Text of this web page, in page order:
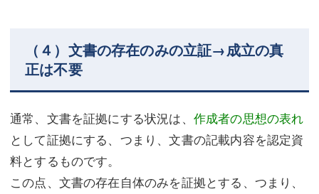
（４）文書の存在のみの立証→成立の真
正は不要
通常、文書を証拠にする状況は、 作成者の思想の表れ
として証拠にする、つまり、文書の記載内容を認定資
料とするものです。
この点、文書の存在自体のみを証拠とする、つまり、